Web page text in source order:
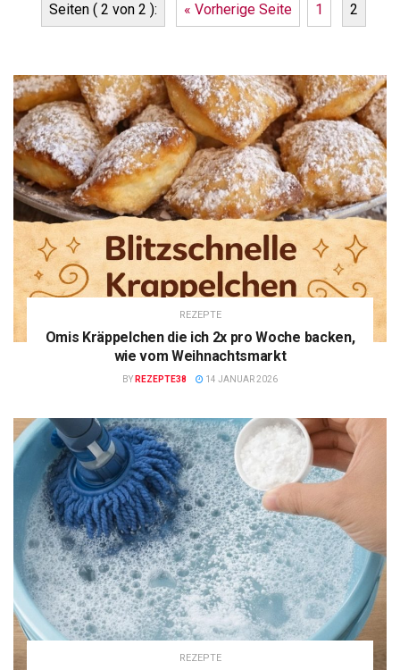
Seiten ( 2 von 2 ): « Vorherige Seite 1 2
REZEPTE
Omis Kräppelchen die ich 2x pro Woche backen,
wie vom Weihnachtsmarkt
BY REZEPTE38 14 JANUAR 2026
REZEPTE